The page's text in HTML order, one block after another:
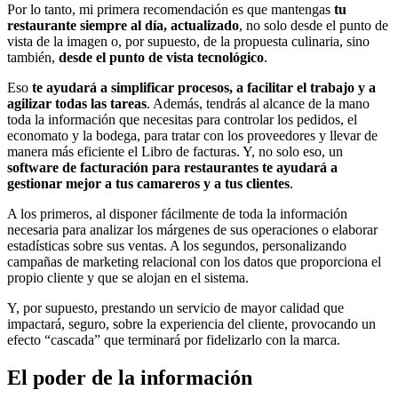
Por lo tanto, mi primera recomendación es que mantengas tu
restaurante siempre al día, actualizado, no solo desde el punto de
vista de la imagen o, por supuesto, de la propuesta culinaria, sino
también, desde el punto de vista tecnológico.
Eso te ayudará a simplificar procesos, a facilitar el trabajo y a
agilizar todas las tareas. Además, tendrás al alcance de la mano
toda la información que necesitas para controlar los pedidos, el
economato y la bodega, para tratar con los proveedores y llevar de
manera más eficiente el Libro de facturas. Y, no solo eso, un
software de facturación para restaurantes te ayudará a
gestionar mejor a tus camareros y a tus clientes.
A los primeros, al disponer fácilmente de toda la información
necesaria para analizar los márgenes de sus operaciones o elaborar
estadísticas sobre sus ventas. A los segundos, personalizando
campañas de marketing relacional con los datos que proporciona el
propio cliente y que se alojan en el sistema.
Y, por supuesto, prestando un servicio de mayor calidad que
impactará, seguro, sobre la experiencia del cliente, provocando un
efecto “cascada” que terminará por fidelizarlo con la marca.
El poder de la información